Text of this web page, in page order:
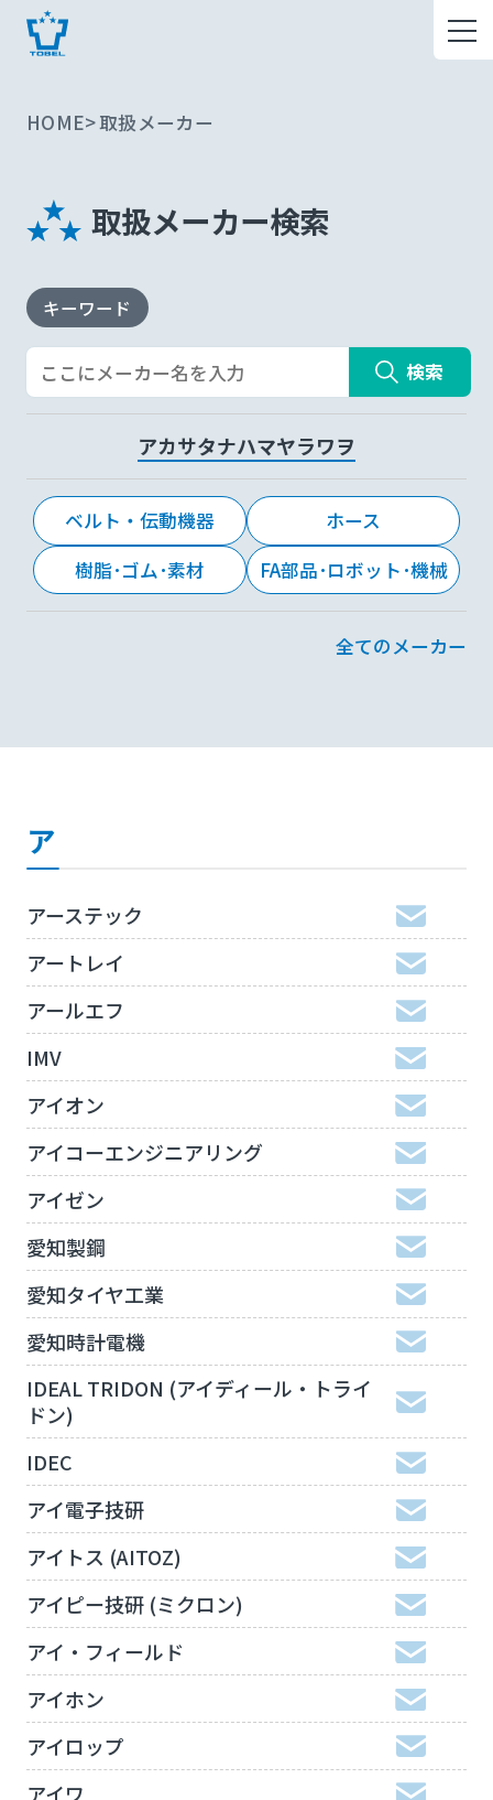
HOME 取扱メーカー
取扱メーカー検索
キーワード
検索
アカサタナハマヤラワヲ
ベルト・伝動機器
ホース
樹脂･ゴム･素材
FA部品･ロボット･機械
全てのメーカー
ア
アーステック
アートレイ
アールエフ
IMV
アイオン
アイコーエンジニアリング
アイゼン
愛知製鋼
愛知タイヤ工業
愛知時計電機
IDEAL TRIDON (アイディール・トライ
ドン)
IDEC
アイ電子技研
アイトス (AITOZ)
アイピー技研 (ミクロン)
アイ・フィールド
アイホン
アイロップ
アイワ